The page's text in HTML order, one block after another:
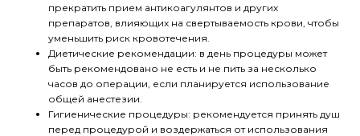
прекратить прием антикоагулянтов и других
препаратов, влияющих на свертываемость крови, чтобы
уменьшить риск кровотечения.
Диетические рекомендации: в день процедуры может
быть рекомендовано не есть и не пить за несколько
часов до операции, если планируется использование
общей анестезии.
Гигиенические процедуры: рекомендуется принять душ
перед процедурой и воздержаться от использования